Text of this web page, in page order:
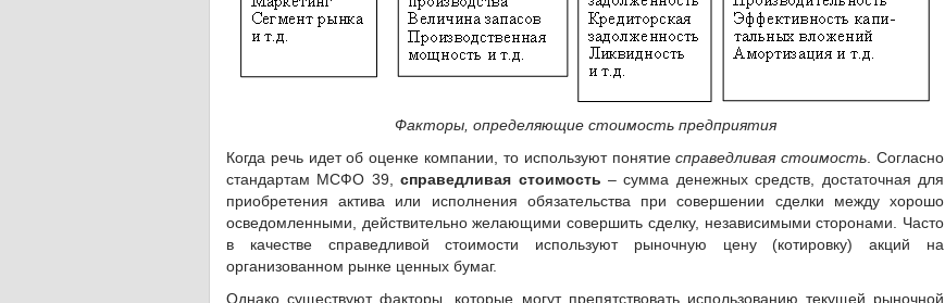
Факторы, определяющие стоимость предприятия
Когда речь идет об оценке компании, то используют понятиесправедливая стоимость . Согласно
стандартам МСФО 39,справедливая стоимость – сумма денежных средств, достаточная для
приобретения актива или исполнения обязательства при совершении сделки между хорошо
осведомленными, действительно желающими совершить сделку, независимыми сторонами. Часто
в качестве справедливой стоимости используют рыночную цену (котировку) акций на
организованном рынке ценных бумаг.
Однако существуют факторы, которые могут препятствовать использованию текущей рыночной